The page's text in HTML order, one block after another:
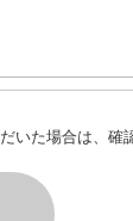
いた場合は、確